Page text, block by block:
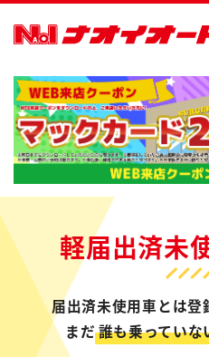
軽届出済未
届出済未使用車とは
まだ誰も乗っていな